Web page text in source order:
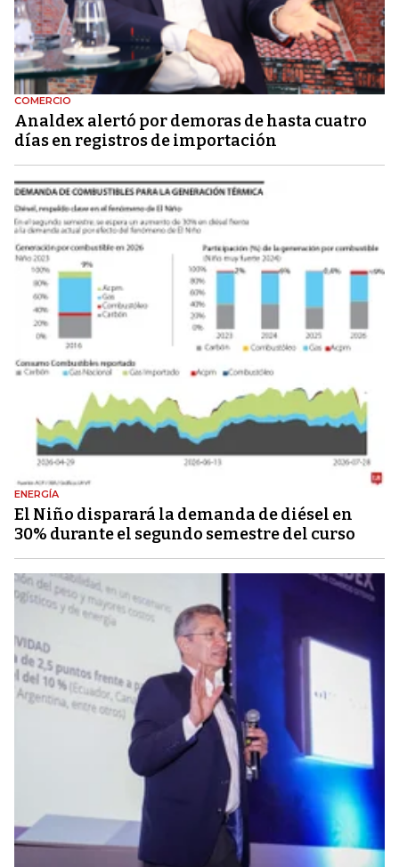
COMERCIO
Analdex alertó por demoras de hasta cuatro
días en registros de importación
ENERGÍA
El Niño disparará la demanda de diésel en
30% durante el segundo semestre del curso